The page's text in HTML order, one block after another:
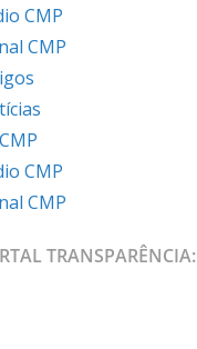
CMP
CMP
CMP
CMP
TRANSPARÊNCIA: